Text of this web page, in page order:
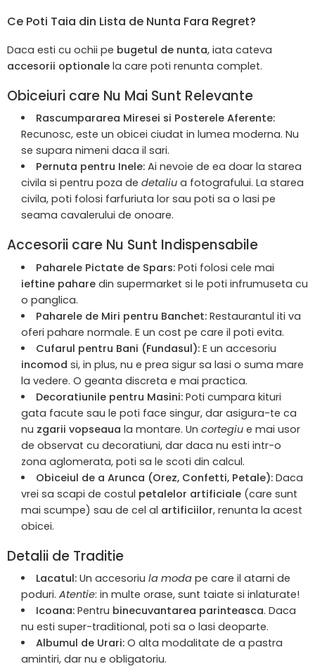
Ce Poti Taia din Lista de Nunta Fara Regret?
Daca esti cu ochii pe bugetul de nunta, iata cateva
accesorii optionale la care poti renunta complet.
Obiceiuri care Nu Mai Sunt Relevante
Rascumpararea Miresei si Posterele Aferente:
Recunosc, este un obicei ciudat in lumea moderna. Nu
se supara nimeni daca il sari.
Pernuta pentru Inele:Ai nevoie de ea doar la starea
civila si pentru poza de detaliu a fotografului. La starea
civila, poti folosi farfuriuta lor sau poti sa o lasi pe
seama cavalerului de onoare.
Accesorii care Nu Sunt Indispensabile
Paharele Pictate de Spars:Poti folosi cele mai
ieftine pahare din supermarket si le poti infrumuseta cu
o panglica.
Paharele de Miri pentru Banchet:Restaurantul iti va
oferi pahare normale. E un cost pe care il poti evita.
Cufarul pentru Bani (Fundasul):E un accesoriu
incomod si, in plus, nu e prea sigur sa lasi o suma mare
la vedere. O geanta discreta e mai practica.
Decoratiunile pentru Masini:Poti cumpara kituri
gata facute sau le poti face singur, dar asigura-te ca
nu zgarii vopseaua la montare. Un cortegiu e mai usor
de observat cu decoratiuni, dar daca nu esti intr-o
zona aglomerata, poti sa le scoti din calcul.
Obiceiul de a Arunca (Orez, Confetti, Petale):Daca
vrei sa scapi de costul petalelor artificiale (care sunt
mai scumpe) sau de cel al artificiilor, renunta la acest
obicei.
Detalii de Traditie
Lacatul:Un accesoriu la modape care il atarni de
poduri. Atentie: in multe orase, sunt taiate si inlaturate!
Icoana:Pentru binecuvantarea parinteasca. Daca
nu esti super-traditional, poti sa o lasi deoparte.
Albumul de Urari:O alta modalitate de a pastra
amintiri, dar nu e obligatoriu.